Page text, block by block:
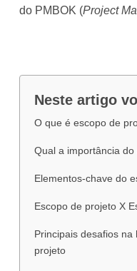
do PMBOK (Project
Neste artigo
O que é escopo de
Qual a importância
Elementos-chave do
Escopo de projeto X
Principais desafios
projeto